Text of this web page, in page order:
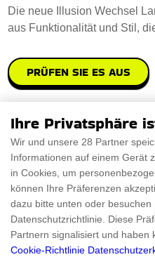
Die neue Illusion Wechsel
aus Funktionalität und Stil,
PRÜFEN SIE ES AUS
Ihre Privatsphäre
Wir und unsere 28 Partner
Informationen auf einem Gerät
in Cookies, um
können Ihre Präferenzen
dazu bitte unten oder
Datenschutzrichtlinie. Diese
Partnern signalisiert und haben
Cookie-Richtlinie